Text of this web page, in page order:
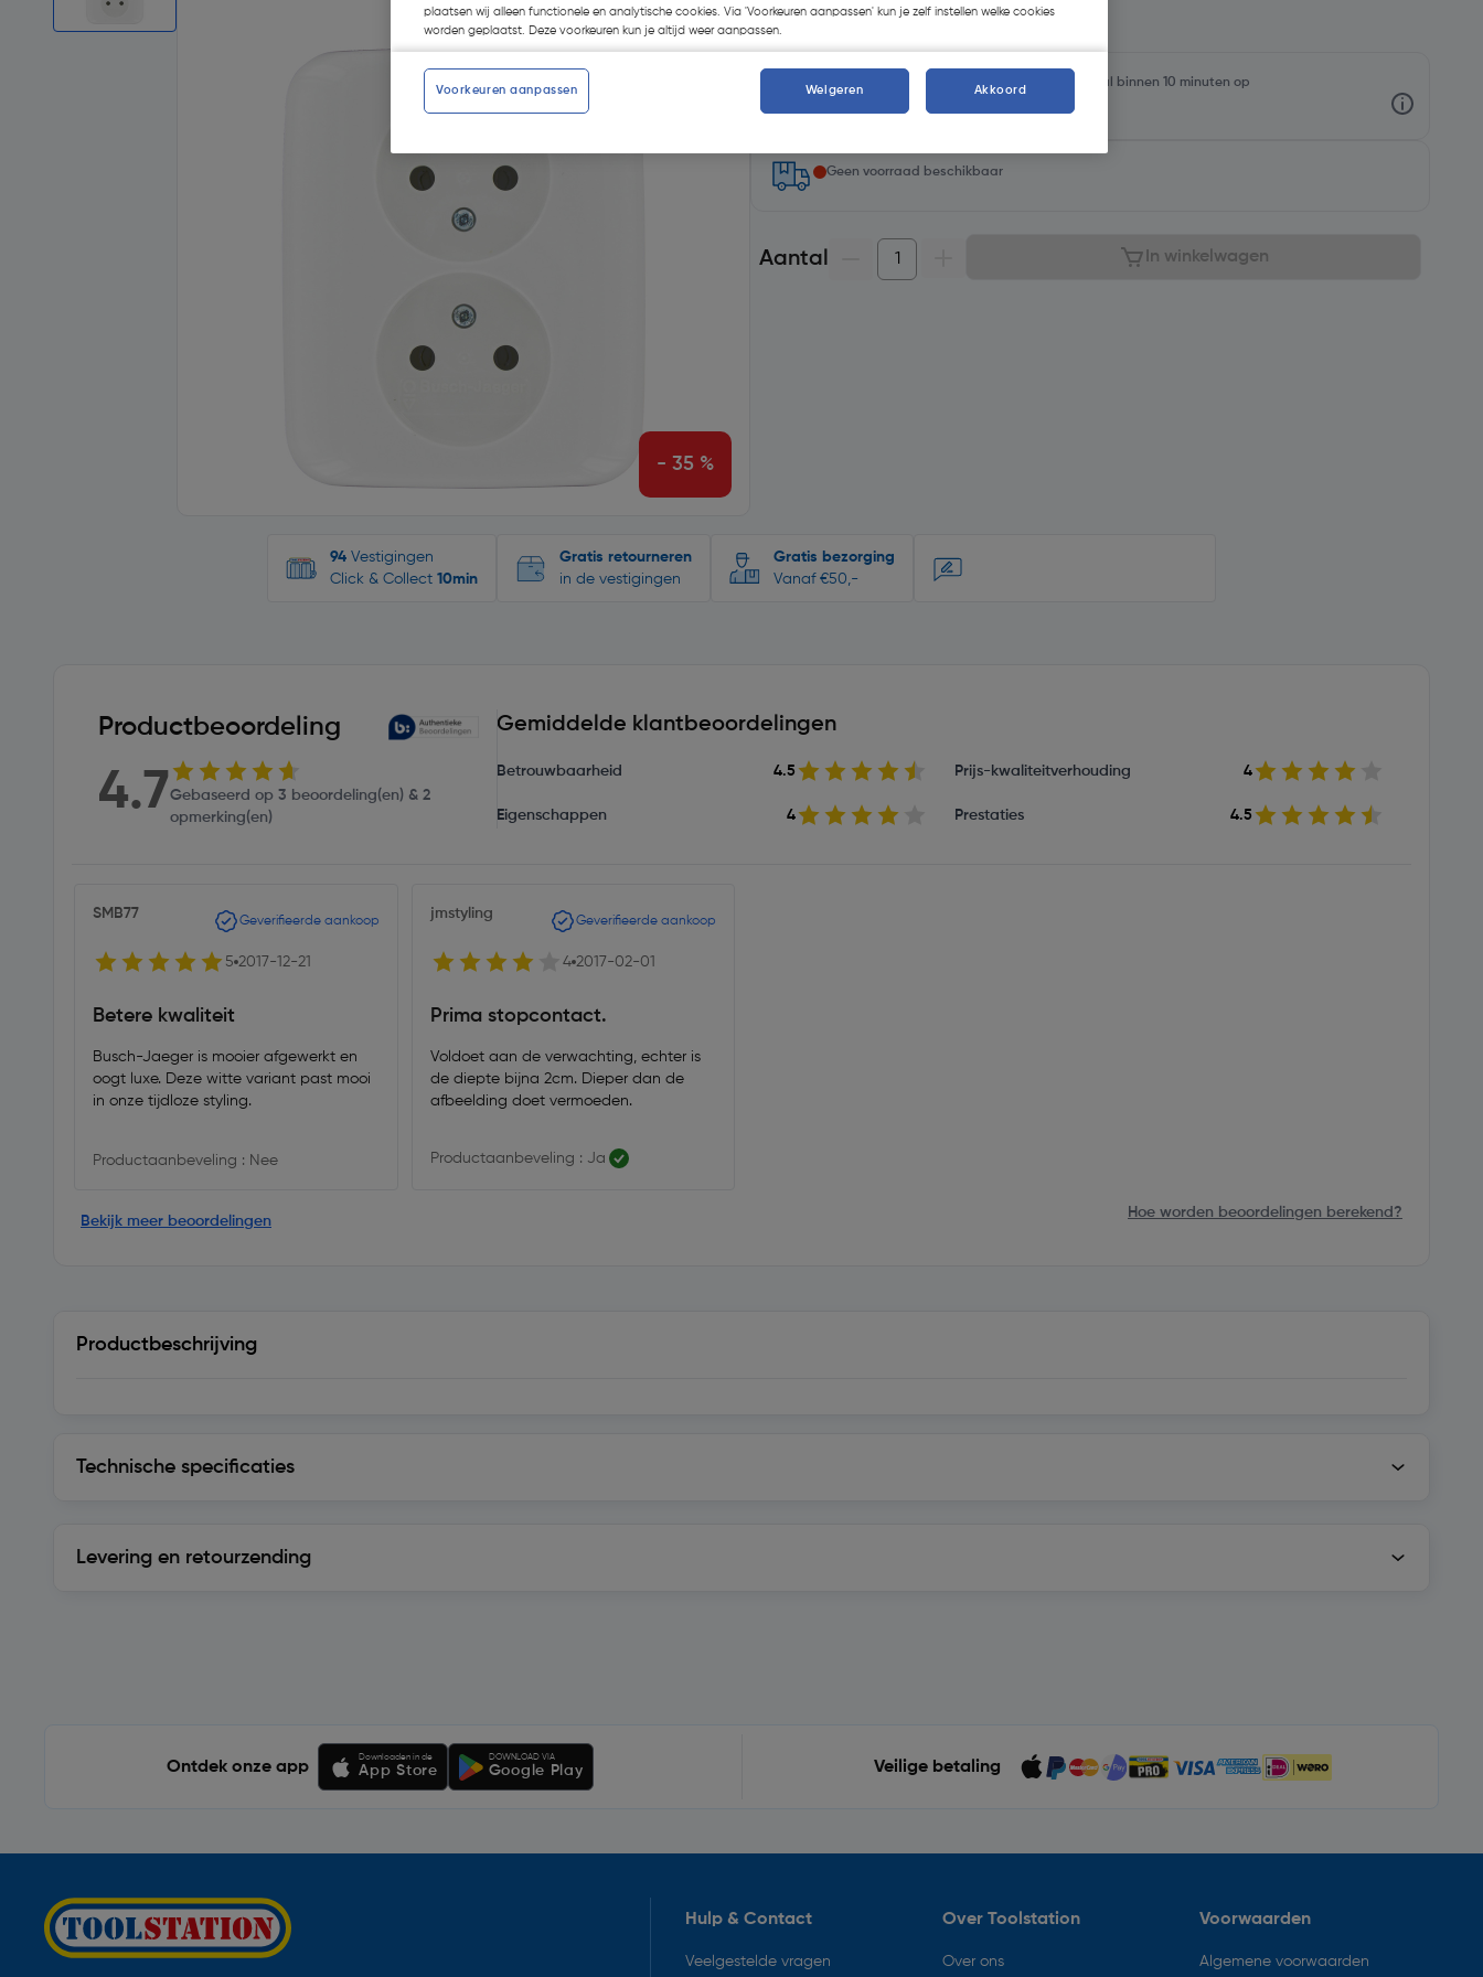
- 35 %
Selecteer winkel - Bekijk voorraadniveaus en haal binnen 10 minuten op
Selecteer vestiging
Geen voorraad beschikbaar
Aantal In winkelwagen
94 Vestigingen
Click & Collect 10min
Gratis retourneren
in de vestigingen
Gratis bezorging
Vanaf €50,-
Productbeoordeling
4.7Gebaseerd op 3 beoordeling(en) & 2
opmerking(en)
Gemiddelde klantbeoordelingen
Betrouwbaarheid 4.5 Prijs-kwaliteitverhouding 4
Eigenschappen 4 Prestaties 4.5
SMB77 Geverifieerde aankoop
5 2017-12-21
Betere kwaliteit
Busch-Jaeger is mooier afgewerkt en
oogt luxe. Deze witte variant past mooi
in onze tijdloze styling.
Productaanbeveling : Nee
jmstyling Geverifieerde aankoop
4 2017-02-01
Prima stopcontact.
Voldoet aan de verwachting, echter is
de diepte bijna 2cm. Dieper dan de
afbeelding doet vermoeden.
Productaanbeveling : Ja
Bekijk meer beoordelingen
Hoe worden beoordelingen berekend?
Productbeschrijving
Technische specificaties
Levering en retourzending
Ontdek onze app
Downloaden in de
App Store
DOWNLOAD VIA
Google Play Veilige betaling
Hulp & Contact
Veelgestelde vragen
Over Toolstation
Over ons
Voorwaarden
Algemene voorwaarden
plaatsen wij alleen functionele en analytische cookies. Via 'Voorkeuren aanpassen' kun je zelf instellen welke cookies
worden geplaatst. Deze voorkeuren kun je altijd weer aanpassen.
Voorkeuren aanpassen Weigeren Akkoord